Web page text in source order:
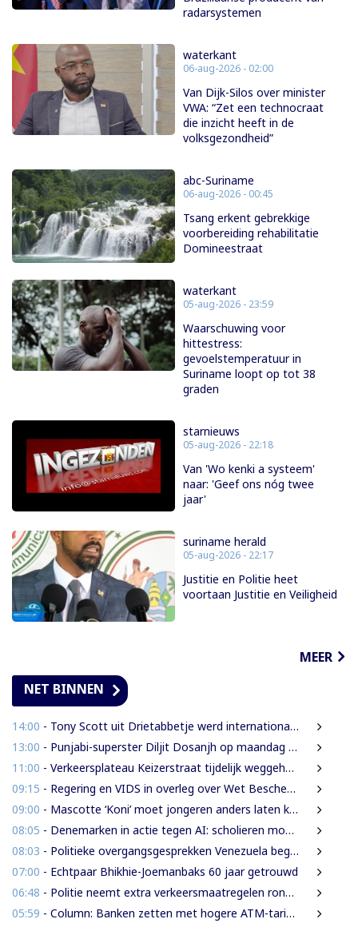
radarsystemen
waterkant
06-aug-2026 - 02:00
Van Dijk-Silos over minister
VWA: “Zet een technocraat
die inzicht heeft in de
volksgezondheid”
abc-Suriname
06-aug-2026 - 00:45
Tsang erkent gebrekkige
voorbereiding rehabilitatie
Domineestraat
waterkant
05-aug-2026 - 23:59
Waarschuwing voor
hittestress:
gevoelstemperatuur in
Suriname loopt op tot 38
graden
starnieuws
05-aug-2026 - 22:18
Van 'Wo kenki a systeem'
naar: 'Geef ons nóg twee
jaar'
suriname herald
05-aug-2026 - 22:17
Justitie en Politie heet
voortaan Justitie en Veiligheid
MEER
NET BINNEN
14:00 - Tony Scott uit Drietabbetje werd internationaal bekend door zijn hiphouse muziek
13:00 - Punjabi-superster Diljit Dosanjh op maandag 7 september in Ziggo Dome
11:00 - Verkeersplateau Keizerstraat tijdelijk weggehaald vanwege chaos rond Domineestraat
09:15 - Regering en VIDS in overleg over Wet Bescherming Woon- en Leefgebieden
09:00 - Mascotte ‘Koni’ moet jongeren anders laten kijken naar Surinaamse houtsector
08:05 - Denemarken in actie tegen AI: scholieren moeten extra mondelinge examens doen
08:03 - Politieke overgangsgesprekken Venezuela beginnen zonder Machado
07:00 - Echtpaar Bhikhie-Joemanbaks 60 jaar getrouwd
06:48 - Politie neemt extra verkeersmaatregelen rond afgesloten Domineestraat
05:59 - Column: Banken zetten met hogere ATM-tarieven digitale economie op achterstand